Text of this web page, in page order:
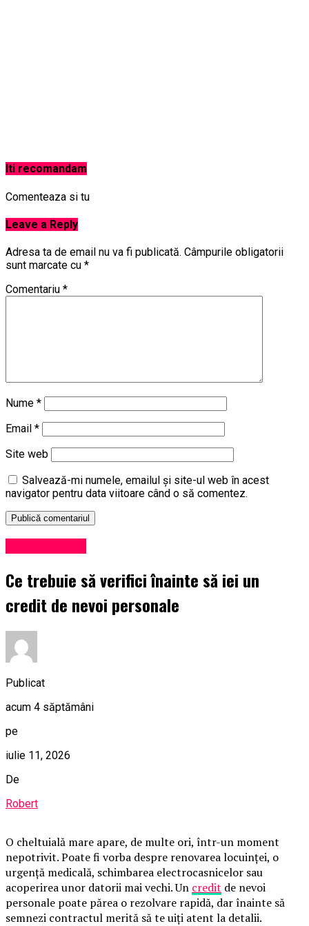
Iti recomandam
Comenteaza si tu
Leave a Reply
Adresa ta de email nu va fi publicată. Câmpurile obligatorii
sunt marcate cu *
Comentariu *
Nume *
Email *
Site web
Salvează-mi numele, emailul și site-ul web în acest
navigator pentru data viitoare când o să comentez.
Ce trebuie să verifici înainte să iei un
credit de nevoi personale
Publicat
acum 4 săptămâni
pe
iulie 11, 2026
De
Robert
O cheltuială mare apare, de multe ori, într-un moment
nepotrivit. Poate fi vorba despre renovarea locuinței, o
urgență medicală, schimbarea electrocasnicelor sau
acoperirea unor datorii mai vechi. Un credit de nevoi
personale poate părea o rezolvare rapidă, dar înainte să
semnezi contractul merită să te uiți atent la detalii.